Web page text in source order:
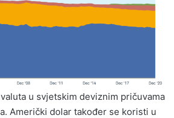
u svjetskim deviznim pričuvama
Američki dolar također se koristi u